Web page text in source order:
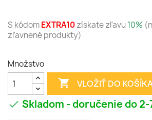
S kódomEXTRA10získate zľavu10%
zľavnené produkty)
Množstvo
 VLOŽIŤ DO
 Skladom - doručenie do 2-